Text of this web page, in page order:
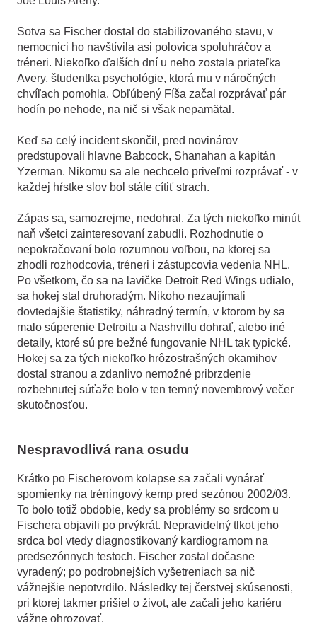
Sotva sa Fischer dostal do stabilizovaného stavu, v
nemocnici ho navštívila asi polovica spoluhráčov a
tréneri. Niekoľko ďalších dní u neho zostala priateľka
Avery, študentka psychológie, ktorá mu v náročných
chvíľach pomohla. Obľúbený Fíša začal rozprávať pár
hodín po nehode, na nič si však nepamätal.
Keď sa celý incident skončil, pred novinárov
predstupovali hlavne Babcock, Shanahan a kapitán
Yzerman. Nikomu sa ale nechcelo priveľmi rozprávať - v
každej hŕstke slov bol stále cítiť strach.
Zápas sa, samozrejme, nedohral. Za tých niekoľko minút
naň všetci zainteresovaní zabudli. Rozhodnutie o
nepokračovaní bolo rozumnou voľbou, na ktorej sa
zhodli rozhodcovia, tréneri i zástupcovia vedenia NHL.
Po všetkom, čo sa na lavičke Detroit Red Wings udialo,
sa hokej stal druhoradým. Nikoho nezaujímali
dovtedajšie štatistiky, náhradný termín, v ktorom by sa
malo súperenie Detroitu a Nashvillu dohrať, alebo iné
detaily, ktoré sú pre bežné fungovanie NHL tak typické.
Hokej sa za tých niekoľko hrôzostrašných okamihov
dostal stranou a zdanlivo nemožné pribrzdenie
rozbehnutej súťaže bolo v ten temný novembrový večer
skutočnosťou.
Nespravodlivá rana osudu
Krátko po Fischerovom kolapse sa začali vynárať
spomienky na tréningový kemp pred sezónou 2002/03.
To bolo totiž obdobie, kedy sa problémy so srdcom u
Fischera objavili po prvýkrát. Nepravidelný tlkot jeho
srdca bol vtedy diagnostikovaný kardiogramom na
predsezónnych testoch. Fischer zostal dočasne
vyradený; po podrobnejších vyšetreniach sa nič
vážnejšie nepotvrdilo. Následky tej čerstvej skúsenosti,
pri ktorej takmer prišiel o život, ale začali jeho kariéru
vážne ohrozovať.